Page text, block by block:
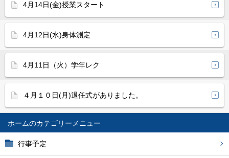
ホーム
行事予定
4月14日(金)授業スタート
4月12日(水)身体測定
4月11日（火）学年レク
４月１０日(月)退任式がありました。